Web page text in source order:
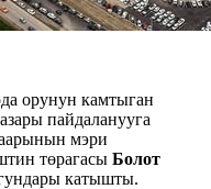
орунун камтыган
пайдаланууга
мэри
төрагасы Болот
катышты.